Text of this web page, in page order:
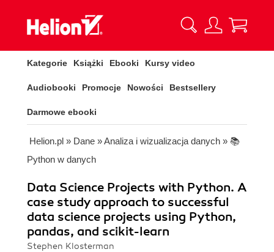
Kategorie Książki Ebooki Kursy video
Audiobooki Promocje Nowości Bestsellery
Darmowe ebooki
Helion.pl » Dane »Analiza i wizualizacja danych » 📚
Python w danych
Data Science Projects with Python. A
case study approach to successful
data science projects using Python,
pandas, and scikit-learn
Stephen Klosterman